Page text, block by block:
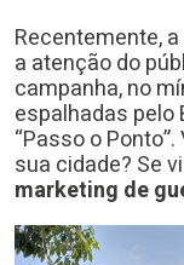
Recentemente,
a atenção do
campanha, no
espalhadas pelo
“Passo o
sua cidade? Se
marketing de